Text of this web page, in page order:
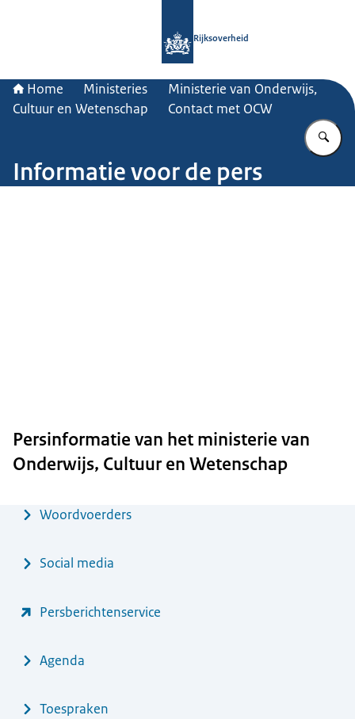
Rijksoverheid
Home Ministeries
Ministerie van Onderwijs,
Cultuur en Wetenschap
Contact met OCW
Informatie voor de pers
Persinformatie van het ministerie van
Onderwijs, Cultuur en Wetenschap
MenuWoordvoerders
Social media
Persberichtenservice
Agenda
Toespraken